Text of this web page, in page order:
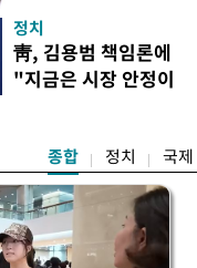
한
했다
대비
스피
정치
靑, 김용범 책임론에
"지금은 시장 안정이
종합 정치 국제